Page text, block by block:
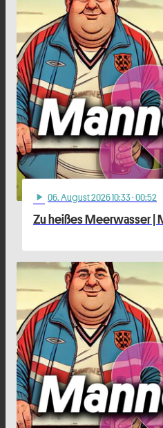
play_arrow 06. August 2026 10:33· 00:52
Zu heißes Meerwasser |